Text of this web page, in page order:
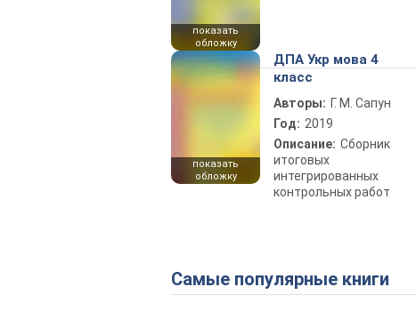
показать
обложку
показать
обложку
ДПА Укр мова 4
класс
Авторы: Г. М. Сапун
Год: 2019
Описание: Сборник
итоговых
интегрированных
контрольных работ
Самые популярные книги